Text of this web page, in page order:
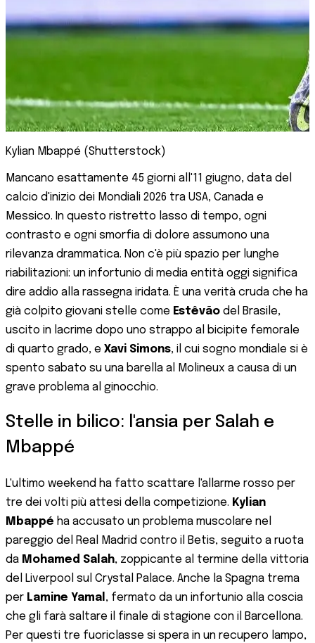
Kylian Mbappé (Shutterstock)
Mancano esattamente 45 giorni all'11 giugno, data del
calcio d'inizio dei Mondiali 2026 tra USA, Canada e
Messico. In questo ristretto lasso di tempo, ogni
contrasto e ogni smorfia di dolore assumono una
rilevanza drammatica. Non c'è più spazio per lunghe
riabilitazioni: un infortunio di media entità oggi significa
dire addio alla rassegna iridata. È una verità cruda che ha
già colpito giovani stelle come Estêvão del Brasile,
uscito in lacrime dopo uno strappo al bicipite femorale
di quarto grado, e Xavi Simons, il cui sogno mondiale si è
spento sabato su una barella al Molineux a causa di un
grave problema al ginocchio.
Stelle in bilico: l'ansia per Salah e
Mbappé
L'ultimo weekend ha fatto scattare l'allarme rosso per
tre dei volti più attesi della competizione. Kylian
Mbappé ha accusato un problema muscolare nel
pareggio del Real Madrid contro il Betis, seguito a ruota
da Mohamed Salah, zoppicante al termine della vittoria
del Liverpool sul Crystal Palace. Anche la Spagna trema
per Lamine Yamal , fermato da un infortunio alla coscia
che gli farà saltare il finale di stagione con il Barcellona.
Per questi tre fuoriclasse si spera in un recupero lampo,